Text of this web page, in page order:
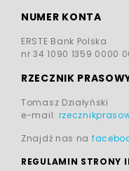
NUMER KONTA
ERSTE Bank Polska
nr 34 1090 1359 0000
RZECZNIK
Tomasz Działyński
e-mail:
Znajdź nas na
REGULAMIN STRONY